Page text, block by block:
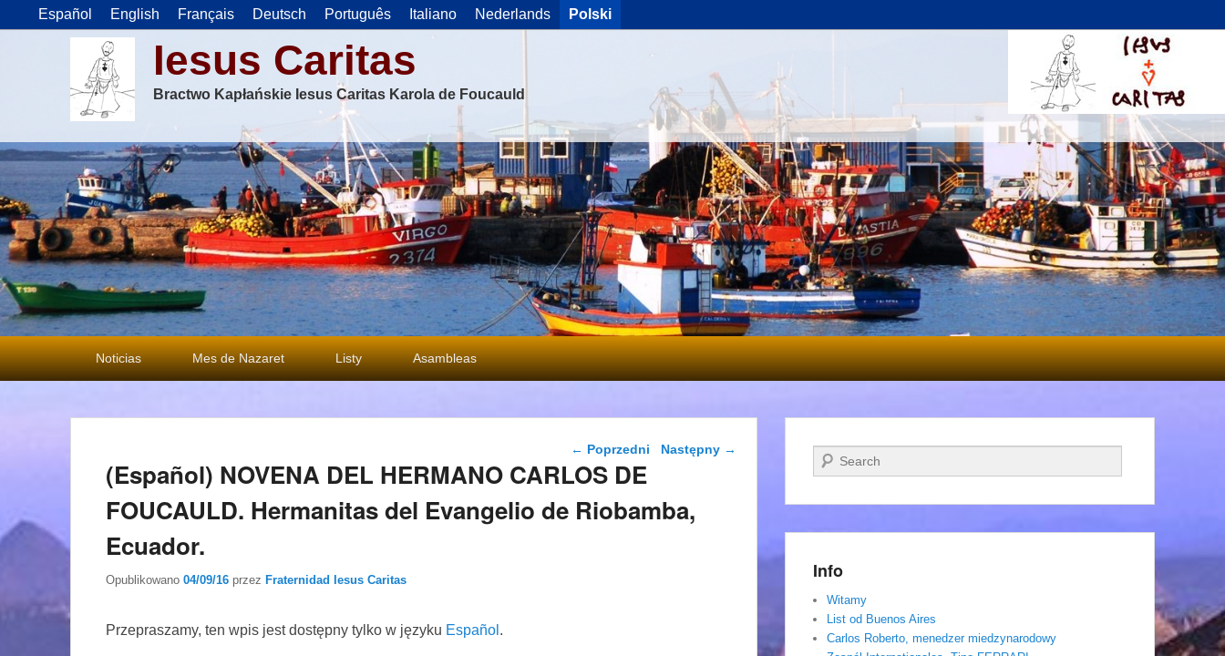
Español English Français Deutsch Português Italiano Nederlands Polski
Iesus Caritas
Bractwo Kapłańskie Iesus Caritas Karola de Foucauld
Menu
główne
Noticias Mes de Nazaret Listy Asambleas
Nawigacja wpisu
← Poprzedni Następny →
(Español) NOVENA DEL HERMANO CARLOS DE
FOUCAULD. Hermanitas del Evangelio de Riobamba,
Ecuador.
Opublikowano 04/09/16 przez Fraternidad Iesus Caritas
Przepraszamy, ten wpis jest dostępny tylko w języku Español .
Szukaj
Info
Witamy
List od Buenos Aires
Carlos Roberto, menedzer miedzynarodowy